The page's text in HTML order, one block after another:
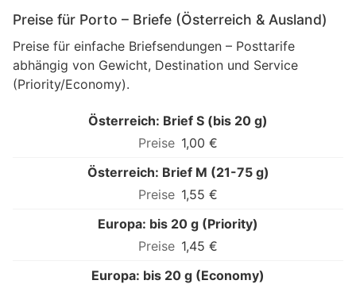
Preise für Porto – Briefe (Österreich & Ausland)
Preise für einfache Briefsendungen – Posttarife
abhängig von Gewicht, Destination und Service
(Priority/Economy).
Österreich: Brief S (bis 20 g)
1,00 €
Österreich: Brief M (21-75 g)
1,55 €
Europa: bis 20 g (Priority)
1,45 €
Europa: bis 20 g (Economy)